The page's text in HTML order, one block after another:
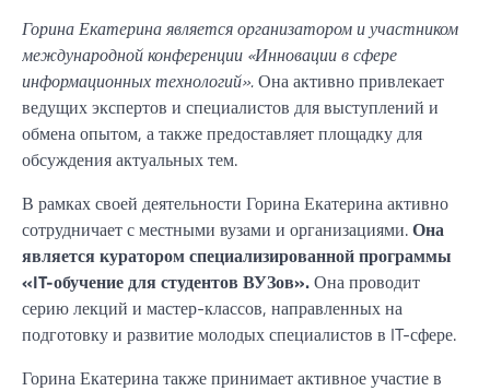
Горина Екатерина является организатором и участником
международной конференции «Инновации в сфере
информационных технологий».Она активно привлекает
ведущих экспертов и специалистов для выступлений и
обмена опытом, а также предоставляет площадку для
обсуждения актуальных тем.
В рамках своей деятельности Горина Екатерина активно
сотрудничает с местными вузами и организациями.Она
является куратором специализированной программы
«IT-обучение для студентов ВУЗов».Она проводит
серию лекций и мастер-классов, направленных на
подготовку и развитие молодых специалистов в IT-сфере.
Горина Екатерина также принимает активное участие в